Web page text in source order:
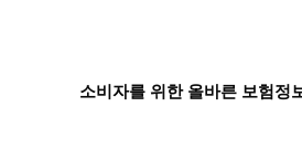
소비자를 위한 올바른 보험정